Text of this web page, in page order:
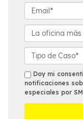
*
l
d
*
l
f
n
*
m
a
l
a
o
i
c
i
n
e
t
a
l
l
s
m
s
Doy mi
notificaciones
especiales por